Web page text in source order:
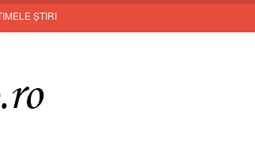
ȘTIRI